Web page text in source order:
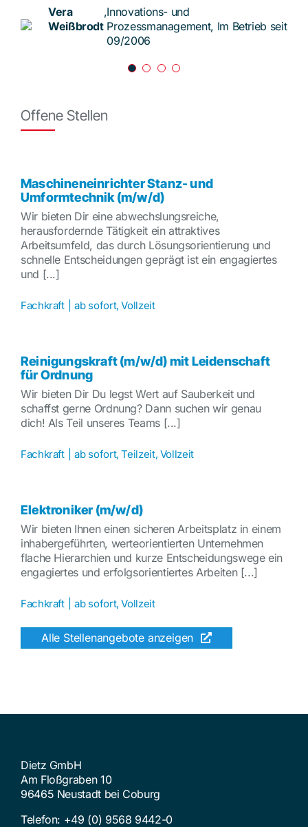
Vera
Weißbrodt
,Innovations- und
Prozessmanagement, Im Betrieb seit
09/2006
Offene Stellen
Maschineneinrichter Stanz- und
Umformtechnik (m/w/d)
Wir bieten Dir eine abwechslungsreiche,
herausfordernde Tätigkeit ein attraktives
Arbeitsumfeld, das durch Lösungsorientierung und
schnelle Entscheidungen geprägt ist ein engagiertes
und [...]
Fachkraft ab sofort,Vollzeit
Reinigungskraft (m/w/d) mit Leidenschaft
für Ordnung
Wir bieten Dir Du legst Wert auf Sauberkeit und
schaffst gerne Ordnung? Dann suchen wir genau
dich! Als Teil unseres Teams [...]
Fachkraft ab sofort,Teilzeit, Vollzeit
Elektroniker (m/w/d)
Wir bieten Ihnen einen sicheren Arbeitsplatz in einem
inhabergeführten, werteorientierten Unternehmen
flache Hierarchien und kurze Entscheidungswege ein
engagiertes und erfolgsorientiertes Arbeiten [...]
Fachkraft ab sofort,Vollzeit
Alle Stellenangebote anzeigen
Dietz GmbH
Am Floßgraben 10
96465 Neustadt bei Coburg
Telefon: +49 (0) 9568 9442-0